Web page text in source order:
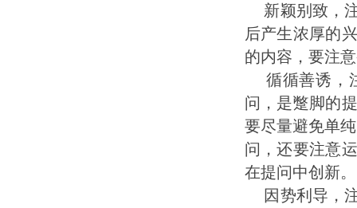
新颖别致，注
后产生浓厚的
的内容，要注
循循善诱，
问，是蹩脚的
要尽量避免单
问，还要注意
在提问中创新。
因势利导，注